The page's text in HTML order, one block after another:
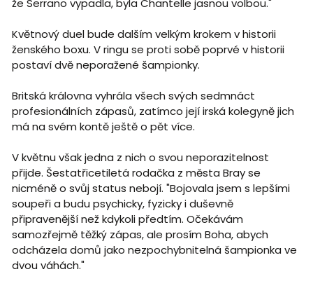
že Serrano vypadla, byla Chantelle jasnou volbou."
Květnový duel bude dalším velkým krokem v historii
ženského boxu. V ringu se proti sobě poprvé v historii
postaví dvě neporažené šampionky.
Britská královna vyhrála všech svých sedmnáct
profesionálních zápasů, zatímco její irská kolegyně jich
má na svém kontě ještě o pět více.
V květnu však jedna z nich o svou neporazitelnost
přijde. Šestatřicetiletá rodačka z města Bray se
nicméně o svůj status nebojí. "Bojovala jsem s lepšími
soupeři a budu psychicky, fyzicky i duševně
připravenější než kdykoli předtím. Očekávám
samozřejmě těžký zápas, ale prosím Boha, abych
odcházela domů jako nezpochybnitelná šampionka ve
dvou váhách."